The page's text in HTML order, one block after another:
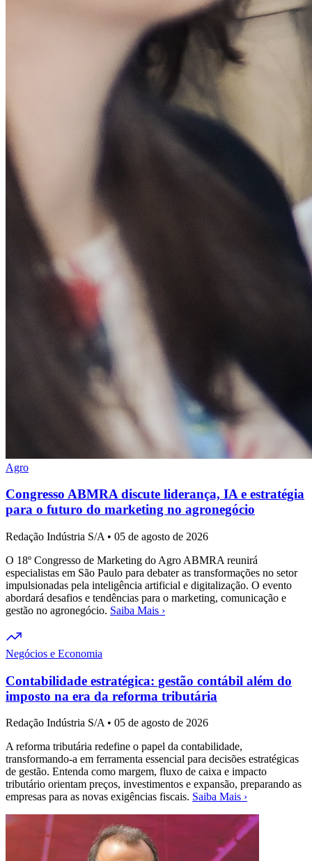
Agro
Congresso ABMRA discute liderança, IA e estratégia
para o futuro do marketing no agronegócio
Redação Indústria S/A • 05 de agosto de 2026
O 18º Congresso de Marketing do Agro ABMRA reunirá
especialistas em São Paulo para debater as transformações no setor
impulsionadas pela inteligência artificial e digitalização. O evento
abordará desafios e tendências para o marketing, comunicação e
gestão no agronegócio. Saiba Mais ›
Negócios e Economia
Contabilidade estratégica: gestão contábil além do
imposto na era da reforma tributária
Redação Indústria S/A • 05 de agosto de 2026
A reforma tributária redefine o papel da contabilidade,
transformando-a em ferramenta essencial para decisões estratégicas
de gestão. Entenda como margem, fluxo de caixa e impacto
tributário orientam preços, investimentos e expansão, preparando as
empresas para as novas exigências fiscais. Saiba Mais ›